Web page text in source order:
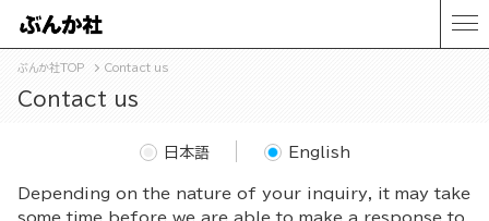
ぶんか社TOP Contact us
Contact us
Depending on the nature of your inquiry, it may take
some time before we are able to make a response to
日本語 English